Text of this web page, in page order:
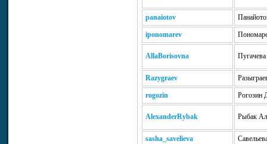
panaiotov
iponomarev
AllaBorisovna
Razygraev
rogozin Рогозин
AlexanderRybak Рыбак
sasha_savelieva